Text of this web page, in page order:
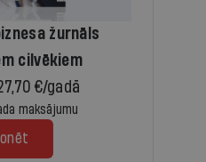
žurnāls
cilvēkiem
€/gadā
maksājumu